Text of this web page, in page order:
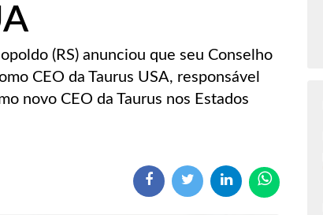
(RS) anunciou que seu Conselho
CEO da Taurus USA, responsável
novo CEO da Taurus nos Estados